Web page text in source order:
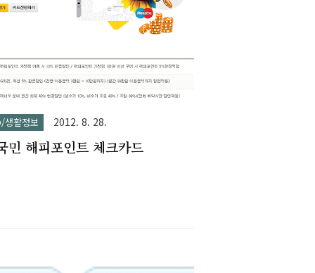
트 다이렉트' 월정액 상당4회선집전화 +
인터넷 무료B전화 '무료200요금' 월정액 +
요금, 월8천원), 초고속인터넷(스마트다
, 월2만원) 월정액 상당을 무료로 제공합니
2회선 결합고객이 초고속인터넷 할인을
는 경우 ‘스마트다이렉트’ 월정액에서 8천
인해드립니다.* 상기 월정액 외 ..
생활정보 2012. 8. 28.
민 해피포인트 체크카드